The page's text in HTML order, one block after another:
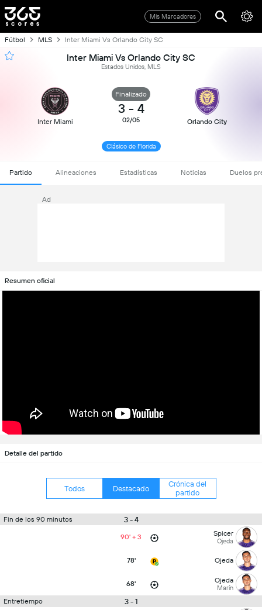
Mis Marcadores
Fútbol MLS Inter Miami Vs Orlando City SC
Inter Miami Vs Orlando City SC
Estados Unidos, MLS
Inter Miami
Finalizado
3 - 4
02/05 Orlando City
Clásico de Florida
Partido Alineaciones Estadísticas Noticias Duelos
Ad
Resumen oficial
Detalle del partido
Todos Destacado
Crónica del
partido
Fin de los 90 minutos 3 - 4
90' + 3 Spicer
Ojeda
78' Ojeda
68' Ojeda
Marín
Entretiempo 3 - 1